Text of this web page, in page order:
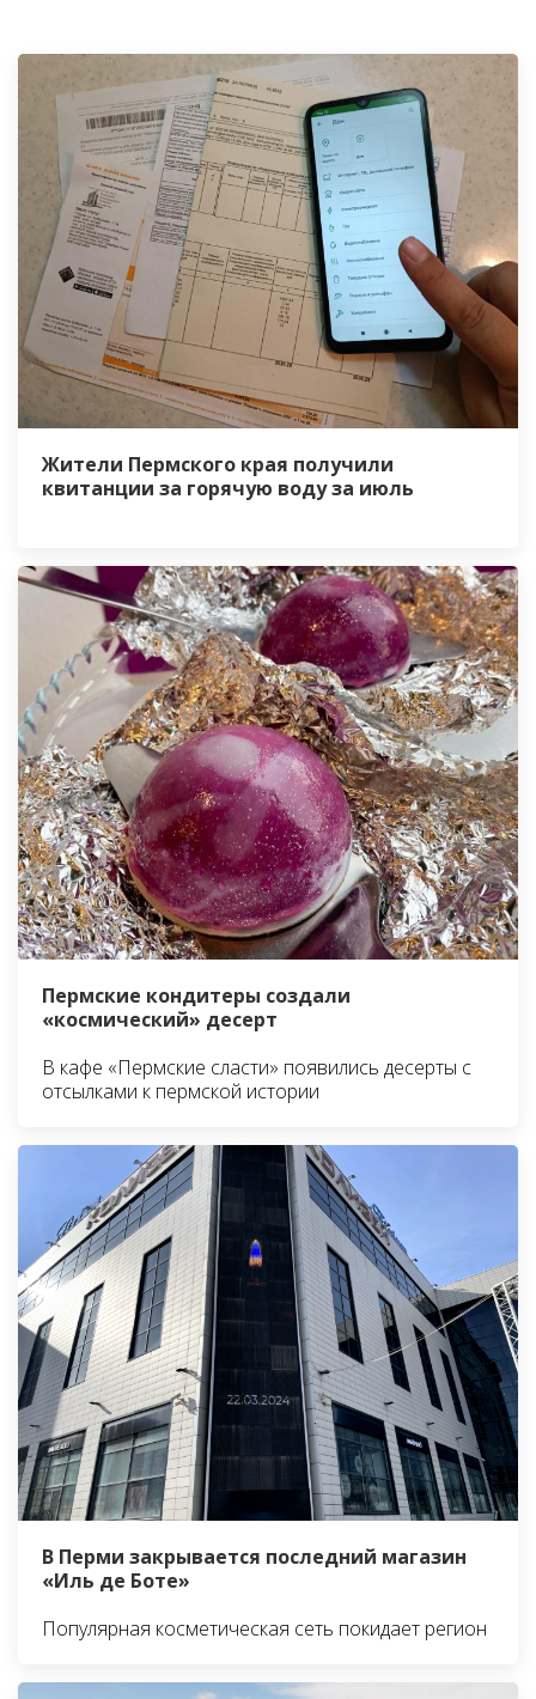
Жители Пермского края получили
квитанции за горячую воду за июль
Пермские кондитеры создали
«космический» десерт
В кафе «Пермские сласти» появились десерты с
отсылками к пермской истории
В Перми закрывается последний магазин
«Иль де Боте»
Популярная косметическая сеть покидает регион